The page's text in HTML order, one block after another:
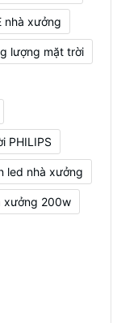
nhà xưởng
lượng mặt trời
PHILIPS
led nhà xưởng
xưởng 200w